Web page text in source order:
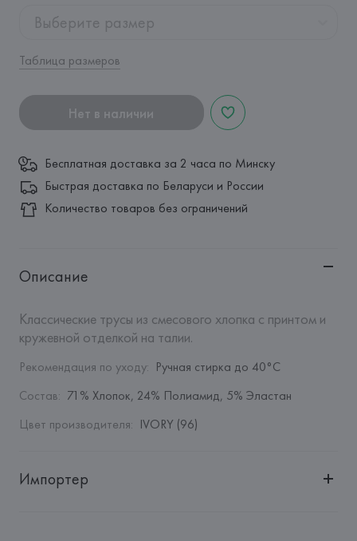
Выберите размер
Таблица размеров
Нет в наличии
Бесплатная доставка за 2 часа по Минску
Быстрая доставка по Беларуси и России
Количество товаров без ограничений
Описание
Классические трусы из смесового хлопка с принтом и
кружевной отделкой на талии.
Рекомендация по уходу: Ручная стирка до 40°C
Состав: 71% Хлопок, 24% Полиамид, 5% Эластан
Цвет производителя: IVORY (96)
Импортер